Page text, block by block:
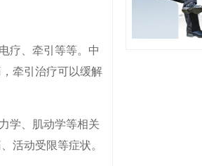
疗、牵引等等。中
牵引治疗可以缓解
学、肌动学等相关
活动受限等症状。